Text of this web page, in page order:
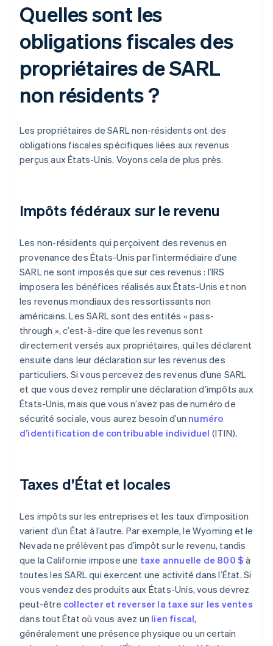
Quelles sont les
obligations fiscales des
propriétaires de SARL
non résidents ?
Les propriétaires de SARL non-résidents ont des
obligations fiscales spécifiques liées aux revenus
perçus aux États-Unis. Voyons cela de plus près.
Impôts fédéraux sur le revenu
Les non-résidents qui perçoivent des revenus en
provenance des États-Unis par l’intermédiaire d’une
SARL ne sont imposés que sur ces revenus : l’IRS
imposera les bénéfices réalisés aux États-Unis et non
les revenus mondiaux des ressortissants non
américains. Les SARL sont des entités « pass-
through », c’est-à-dire que les revenus sont
directement versés aux propriétaires, qui les déclarent
ensuite dans leur déclaration sur les revenus des
particuliers. Si vous percevez des revenus d’une SARL
et que vous devez remplir une déclaration d’impôts aux
États-Unis, mais que vous n’avez pas de numéro de
sécurité sociale, vous aurez besoin d’un numéro
d’identification de contribuable individuel (ITIN).
Taxes d’État et locales
Les impôts sur les entreprises et les taux d’imposition
varient d’un État à l’autre. Par exemple, le Wyoming et le
Nevada ne prélèvent pas d’impôt sur le revenu, tandis
que la Californie impose une taxe annuelle de 800 $ à
toutes les SARL qui exercent une activité dans l’État. Si
vous vendez des produits aux États-Unis, vous devrez
peut-être collecter et reverser la taxe sur les ventes
dans tout État où vous avez un lien fiscal,
généralement une présence physique ou un certain